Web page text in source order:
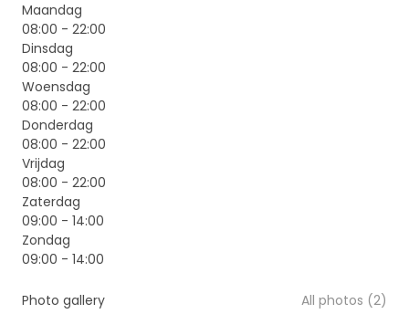
Maandag
08:00 - 22:00
Dinsdag
08:00 - 22:00
Woensdag
08:00 - 22:00
Donderdag
08:00 - 22:00
Vrijdag
08:00 - 22:00
Zaterdag
09:00 - 14:00
Zondag
09:00 - 14:00
Photo gallery All photos (2)